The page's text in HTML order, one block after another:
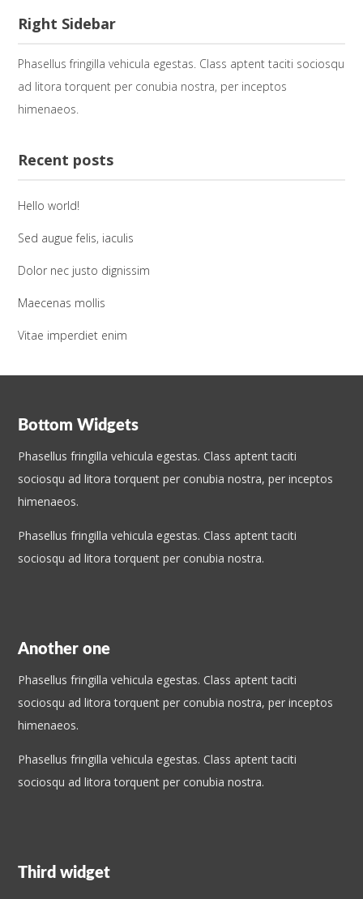
Right Sidebar
Phasellus fringilla vehicula egestas. Class aptent taciti sociosqu
ad litora torquent per conubia nostra, per inceptos
himenaeos.
Recent posts
Hello world!
Sed augue felis, iaculis
Dolor nec justo dignissim
Maecenas mollis
Vitae imperdiet enim
Bottom Widgets
Phasellus fringilla vehicula egestas. Class aptent taciti
sociosqu ad litora torquent per conubia nostra, per inceptos
himenaeos.
Phasellus fringilla vehicula egestas. Class aptent taciti
sociosqu ad litora torquent per conubia nostra.
Another one
Phasellus fringilla vehicula egestas. Class aptent taciti
sociosqu ad litora torquent per conubia nostra, per inceptos
himenaeos.
Phasellus fringilla vehicula egestas. Class aptent taciti
sociosqu ad litora torquent per conubia nostra.
Third widget